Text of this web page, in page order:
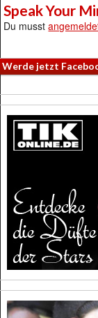
Speak Your
Du musst
Werde jetzt